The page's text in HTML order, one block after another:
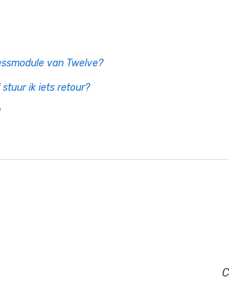
van Twelve?
ik iets retour?